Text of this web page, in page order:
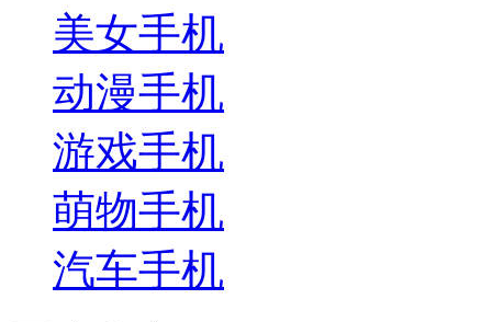
美女手机
动漫手机
游戏手机
萌物手机
汽车手机